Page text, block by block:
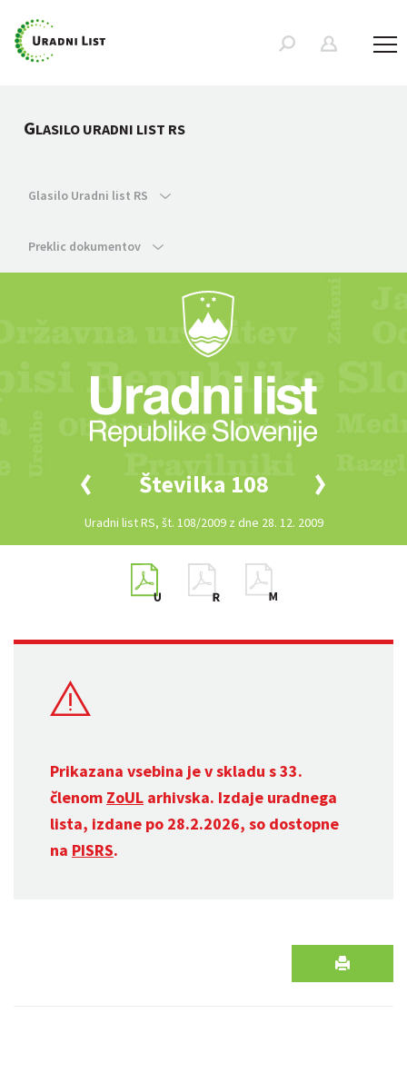
GLASILO URADNI LIST RS
Glasilo Uradni list RS
Preklic dokumentov
Številka 108
Uradni list RS, št. 108/2009 z dne 28. 12. 2009
Prikazana vsebina je v skladu s 33.
členom ZoUL arhivska. Izdaje uradnega
lista, izdane po 28.2.2026, so dostopne
na PISRS.